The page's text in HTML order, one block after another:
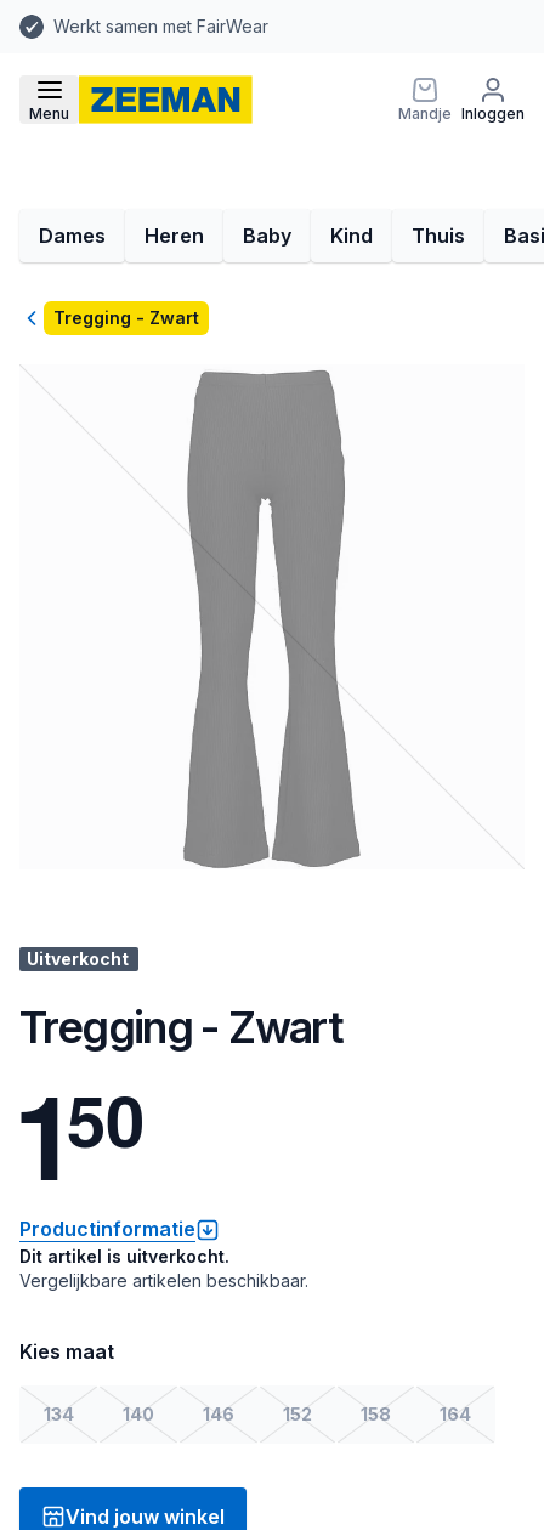
Werkt samen met FairWear
Menu Mandje Inloggen
Dames Heren Baby Kind Thuis
TerugTregging - Zwart
Uitverkocht
Tregging - Zwart
150
Productinformatie
Dit artikel is uitverkocht.
Vergelijkbare artikelen beschikbaar.
Kies maat
134 140 146 152 158 164
Vind jouw winkel